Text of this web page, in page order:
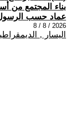
بناء المجتمع من
عماد حسب
2026 / 8 / 8
اليسار ,